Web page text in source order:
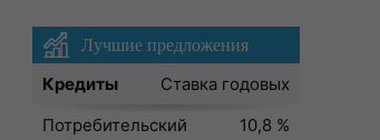
Лучшие предложения
Кредиты
Ставка годовых
Потребительский
10,8 %